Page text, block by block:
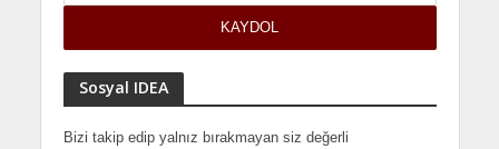
Sosyal IDEA
Bizi takip edip yalnız bırakmayan siz değerli